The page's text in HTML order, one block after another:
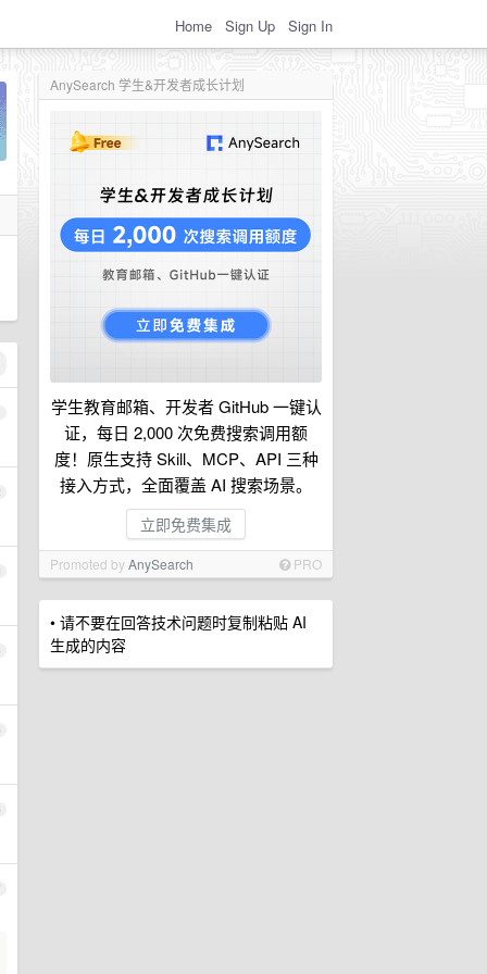
Home Sign Up Sign In
AnySearch 学生&开发者成长计划
学生教育邮箱、开发者 GitHub 一键认
证，每日 2,000 次免费搜索调用额
度！原生支持 Skill、MCP、API 三种
接入方式，全面覆盖 AI 搜索场景。
立即免费集成
Promoted byAnySearch PRO
• 请不要在回答技术问题时复制粘贴 AI
生成的内容